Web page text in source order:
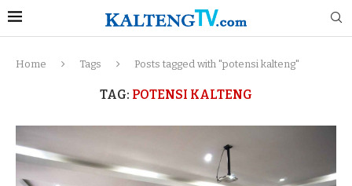
Home Tags Posts tagged with "potensi kalteng"
TAG: POTENSI KALTENG